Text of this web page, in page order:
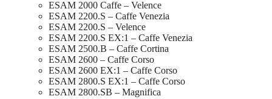
ESAM 2000 Caffe – Velence
ESAM 2200.S – Caffe Venezia
ESAM 2200.S – Velence
ESAM 2200.S EX:1 – Caffe Venezia
ESAM 2500.B – Caffe Cortina
ESAM 2600 – Caffe Corso
ESAM 2600 EX:1 – Caffe Corso
ESAM 2800.S EX:1 – Caffe Corso
ESAM 2800.SB – Magnifica